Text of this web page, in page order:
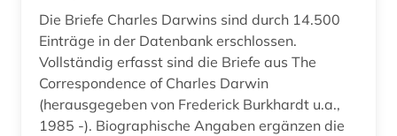
Die Briefe Charles Darwins sind durch 14.500
Einträge in der Datenbank erschlossen.
Vollständig erfasst sind die Briefe aus The
Correspondence of Charles Darwin
(herausgegeben von Frederick Burkhardt u.a.,
1985 -). Biographische Angaben ergänzen die